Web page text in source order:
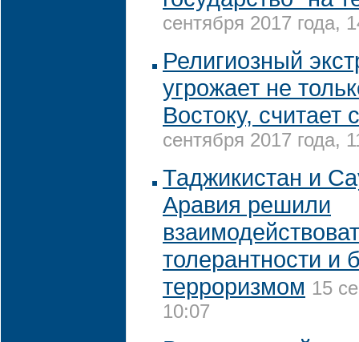
сентября 2017 года,
Религиозный
угрожает не
Востоку, считает
сентября 2017 года,
Таджикистан и
Аравия решили
толерантности и
терроризмом 15
10:07